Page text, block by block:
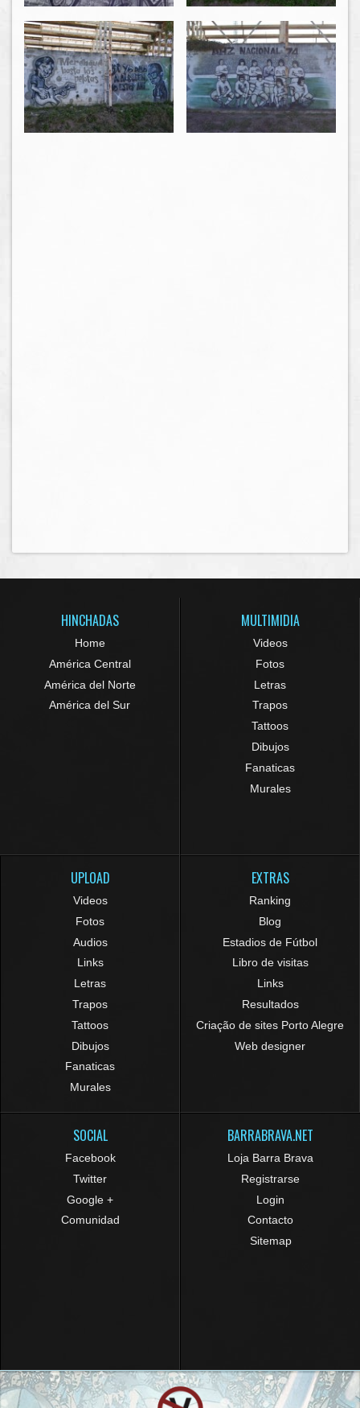
HINCHADAS
Home
América Central
América del Norte
América del Sur
MULTIMIDIA
Videos
Fotos
Letras
Trapos
Tattoos
Dibujos
Fanaticas
Murales
UPLOAD
Videos
Fotos
Audios
Links
Letras
Trapos
Tattoos
Dibujos
Fanaticas
Murales
EXTRAS
Ranking
Blog
Estadios de Fútbol
Libro de visitas
Links
Resultados
Criação de sites Porto Alegre
Web designer
SOCIAL
Facebook
Twitter
Google +
Comunidad
BARRABRAVA.NET
Loja Barra Brava
Registrarse
Login
Contacto
Sitemap